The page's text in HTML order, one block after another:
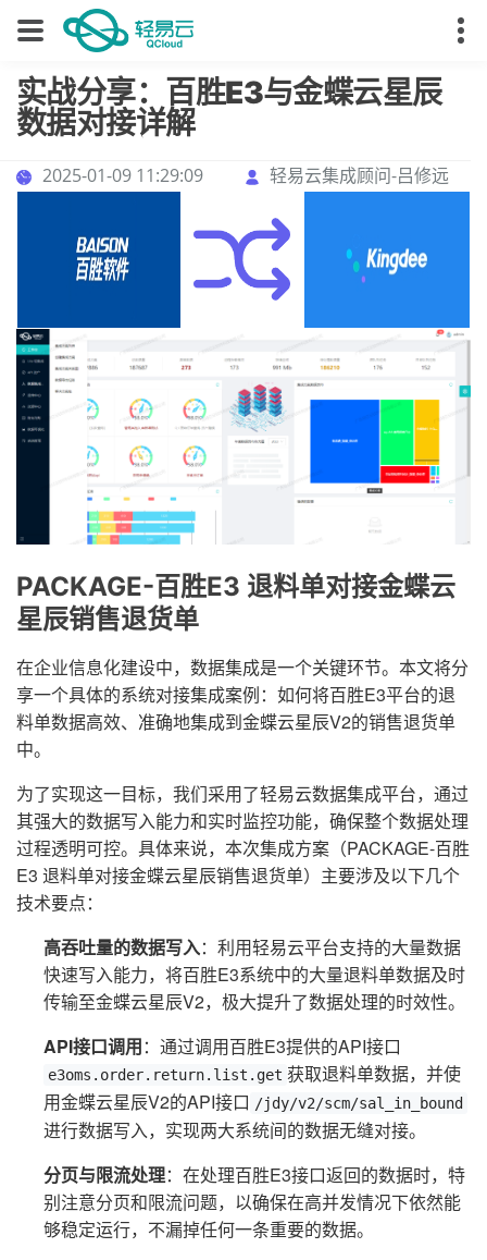
实战分享：百胜E3与金蝶云星辰
数据对接详解
2025-01-09 11:29:09 轻易云集成顾问-吕修远
PACKAGE-百胜E3 退料单对接金蝶云
星辰销售退货单
在企业信息化建设中，数据集成是一个关键环节。本文将分
享一个具体的系统对接集成案例：如何将百胜E3平台的退
料单数据高效、准确地集成到金蝶云星辰V2的销售退货单
中。
为了实现这一目标，我们采用了轻易云数据集成平台，通过
其强大的数据写入能力和实时监控功能，确保整个数据处理
过程透明可控。具体来说，本次集成方案（PACKAGE-百胜
E3 退料单对接金蝶云星辰销售退货单）主要涉及以下几个
技术要点：
高吞吐量的数据写入：利用轻易云平台支持的大量数据
快速写入能力，将百胜E3系统中的大量退料单数据及时
传输至金蝶云星辰V2，极大提升了数据处理的时效性。
API接口调用：通过调用百胜E3提供的API接口
e3oms.order.return.list.get 获取退料单数据，并使
用金蝶云星辰V2的API接口 /jdy/v2/scm/sal_in_bound
进行数据写入，实现两大系统间的数据无缝对接。
分页与限流处理：在处理百胜E3接口返回的数据时，特
别注意分页和限流问题，以确保在高并发情况下依然能
够稳定运行，不漏掉任何一条重要的数据。